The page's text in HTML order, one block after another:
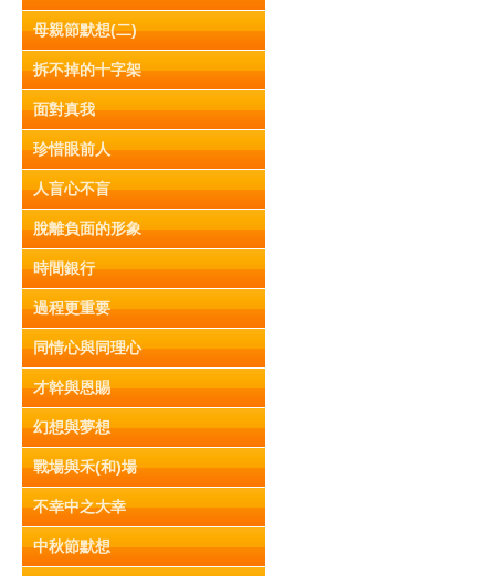
母親節默想(二)
拆不掉的十字架
面對真我
珍惜眼前人
人盲心不盲
脫離負面的形象
時間銀行
過程更重要
同情心與同理心
才幹與恩賜
幻想與夢想
戰場與禾(和)場
不幸中之大幸
中秋節默想